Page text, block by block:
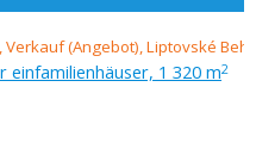
1 320 m2